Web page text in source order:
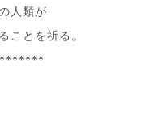
人類が
ことを祈る。